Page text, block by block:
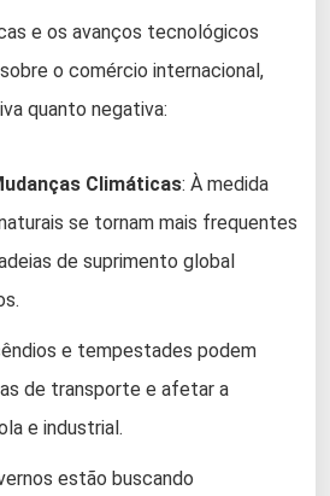
e os avanços tecnológicos
o comércio internacional,
quanto negativa:
Climáticas: À medida
se tornam mais frequentes
de suprimento global
e tempestades podem
de transporte e afetar a
e industrial.
estão buscando